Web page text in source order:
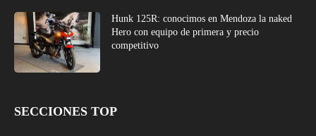
Hunk 125R: conocimos en Mendoza la naked
Hero con equipo de primera y precio
competitivo
SECCIONES TOP